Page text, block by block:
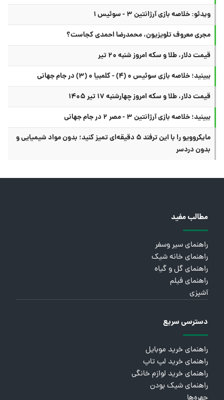
ویدئو: خلاصه بازی آرژانتین ۳ - سوئیس ۱
مجری معروف تلویزیون، محمدرضا احمدی کجاست؟
قیمت دلار، طلا و سکه امروز شنبه ۲۰ تیر
ببینید؛ خلاصه بازی سوئیس ۰ (۴) - کلمبیا ۰ (۳) در جام جهانی
قیمت دلار، طلا و سکه امروز چهارشنبه ۱۷ تیر ۱۴۰۵
ببینید؛ خلاصه بازی آرژانتین ۳ - مصر ۲ در جام جهانی
مایکروویو را با این ترفند ۵ دقیقه‌ای تمیز کنید؛ بدون مواد شیمیایی و
بدون دردسر
مطالب مفید
راهنمای سیر وسفر
راهنمای خانه شیک
راهنمای گل و گیاه
راهنمای فیلم
آشپزی
دسترسی سریع
راهنمای خرید موبایل
راهنمای خرید لپ تاپ
راهنمای خرید لوازم خانگی
راهنمای شیک بودن